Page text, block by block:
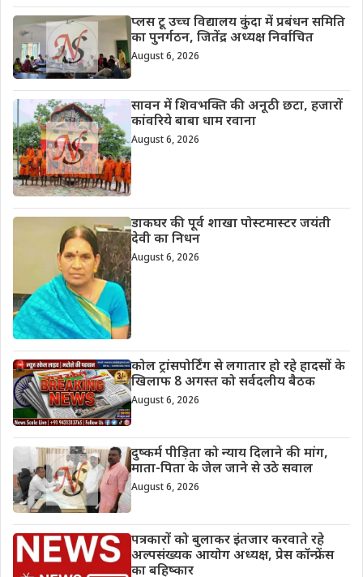
प्लस टू उच्च विद्यालय कुंदा में प्रबंधन समिति
का पुनर्गठन, जितेंद्र अध्यक्ष निर्वाचित
August 6, 2026
सावन में शिवभक्ति की अनूठी छटा, हजारों
कांवरिये बाबा धाम रवाना
August 6, 2026
डाकघर की पूर्व शाखा पोस्टमास्टर जयंती
देवी का निधन
August 6, 2026
कोल ट्रांसपोर्टिंग से लगातार हो रहे हादसों के
खिलाफ 8 अगस्त को सर्वदलीय बैठक
August 6, 2026
दुष्कर्म पीड़िता को न्याय दिलाने की मांग,
माता-पिता के जेल जाने से उठे सवाल
August 6, 2026
पत्रकारों को बुलाकर इंतजार करवाते रहे
अल्पसंख्यक आयोग अध्यक्ष, प्रेस कॉन्फ्रेंस
का बहिष्कार